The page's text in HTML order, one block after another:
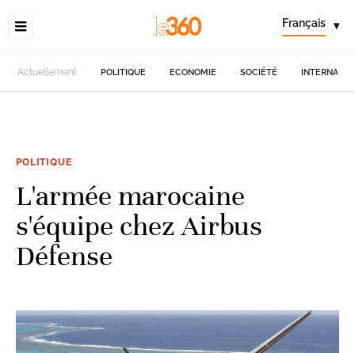
Français ▾
Actuellement POLITIQUE ECONOMIE SOCIÉTÉ
POLITIQUE
L'armée marocaine
s'équipe chez Airbus
Défense